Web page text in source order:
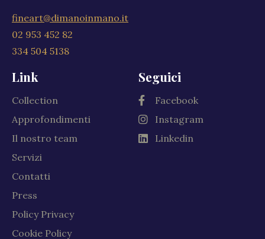
fineart@dimanoinmano.it
02 953 452 82
334 504 5138
Link
Collection
Approfondimenti
Il nostro team
Servizi
Contatti
Press
Policy Privacy
Cookie Policy
Seguici
Facebook
Instagram
Linkedin